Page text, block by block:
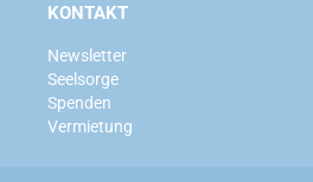
KONTAKT
Newsletter
Seelsorge
Spenden
Vermietung